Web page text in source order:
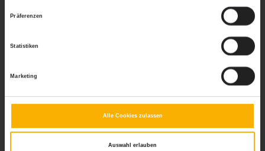
Präferenzen
Statistiken
Marketing
Alle Cookies zulassen
Auswahl erlauben
Wichtig:
Das Portal personal-wissen.net stellt lediglich eine
allgemeine Informationsplattform dar. Konkrete Anfragen von
Lesern können nicht beantwortet werden, da es sich dabei um
Rechtsberatung handeln würde. Falls Sie eine individuelle
Rechtsfrage haben sollten, wenden Sie sich bitte an einen
Rechtsanwalt oder an die Rechtsabteilung Ihrer Firma. Vielen
Weitere Relevante Beiträge Zu Diesem
Thema
Gründung eines Betriebsrates